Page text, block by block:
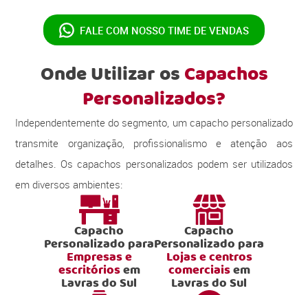
FALE COM NOSSO TIME DE VENDAS
Onde Utilizar osCapachos
Personalizados?
Independentemente do segmento, um capacho personalizado
transmite organização, profissionalismo e atenção aos
detalhes. Os capachos personalizados podem ser utilizados
em diversos ambientes:
Capacho
Personalizado para
Empresas e
escritóriosem
Lavras do Sul
Capacho
Personalizado para
Lojas e centros
comerciaisem
Lavras do Sul